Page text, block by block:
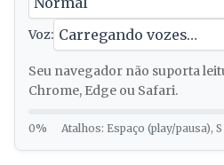
Voz:
Seu navegador não suporta
Chrome, Edge ou Safari.
0% Atalhos: Espaço (play/pausa),